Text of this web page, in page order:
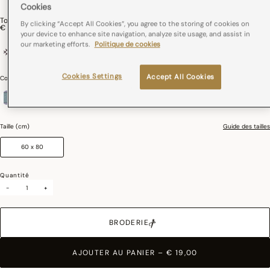
Torchon Cerises Coton
€ 19,00
France
Couleurs :
sélectionné
Taille (cm) Guide des tailles
60 x 80
Quantité
-
+
BRODERIE
AJOUTER AU PANIER – € 19,00
Cookies
By clicking “Accept All Cookies”, you agree to the storing of cookies on
your device to enhance site navigation, analyze site usage, and assist in
our marketing efforts. Politique de cookies
Accept All Cookies
Cookies Settings